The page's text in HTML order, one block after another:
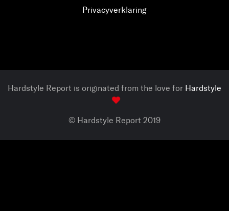
Privacyverklaring
Hardstyle Report is originated from the love for Hardstyle
© Hardstyle Report 2019